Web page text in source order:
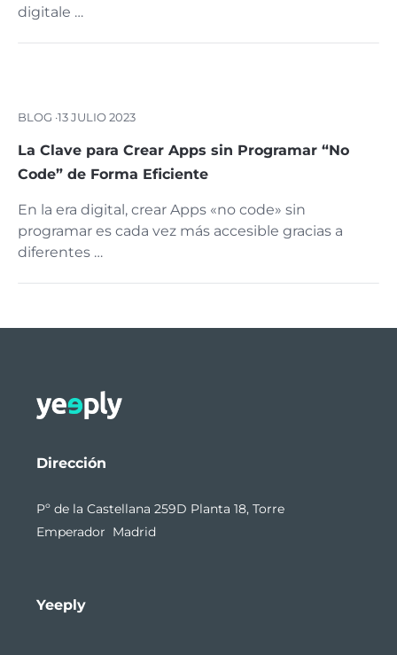
digitale …
BLOG ·13 JULIO 2023
La Clave para Crear Apps sin Programar “No
Code” de Forma Eficiente
En la era digital, crear Apps «no code» sin
programar es cada vez más accesible gracias a
diferentes …
Dirección
Pº de la Castellana 259D Planta 18, Torre
Emperador Madrid
Yeeply